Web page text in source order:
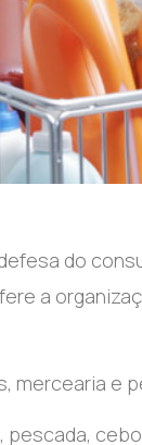
do
a
mercearia e